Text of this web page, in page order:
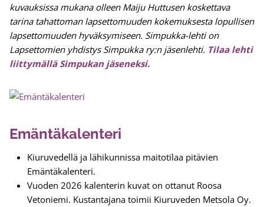
kuvauksissa mukana olleen Maiju Huttusen koskettava
tarina tahattoman lapsettomuuden kokemuksesta lopullisen
lapsettomuuden hyväksymiseen. Simpukka-lehti on
Lapsettomien yhdistys Simpukka ry:n jäsenlehti. Tilaa lehti
liittymällä Simpukan jäseneksi.
Emäntäkalenteri
Kiuruvedellä ja lähikunnissa maitotilaa pitävien
Emäntäkalenteri.
Vuoden 2026 kalenterin kuvat on ottanut Roosa
Vetoniemi. Kustantajana toimii Kiuruveden Metsola Oy.